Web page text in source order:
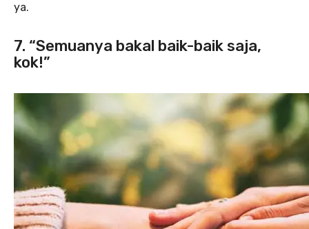
ya.
7. “Semuanya bakal baik-baik saja,
kok!”